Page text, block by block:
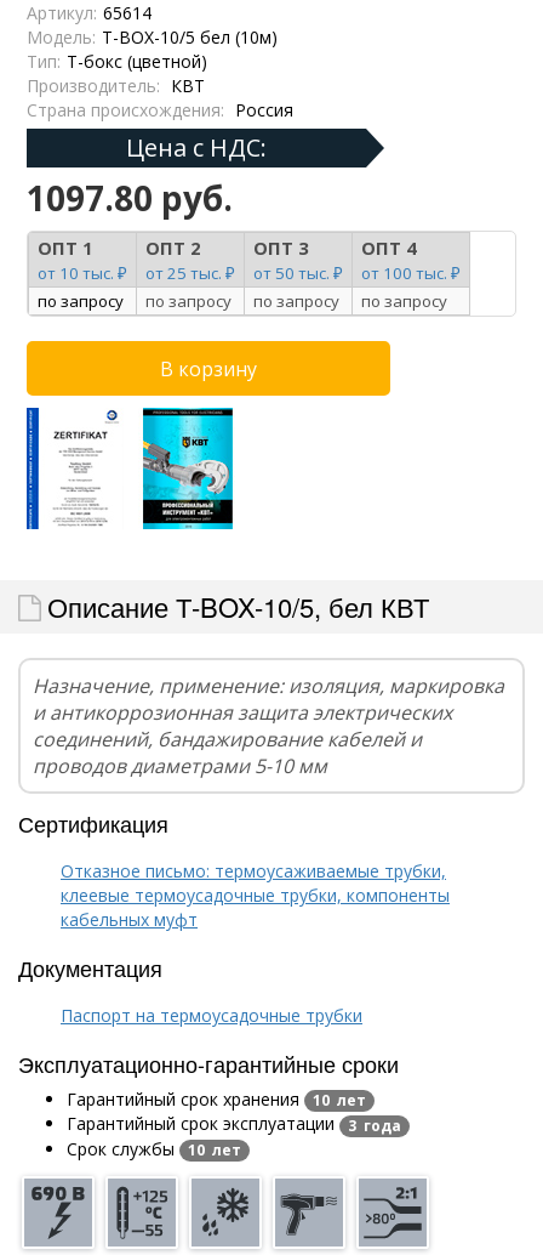
Артикул: 65614
Модель: Т-BOX-10/5 бел (10м)
Тип: Т-бокс (цветной)
Производитель: КВТ
Страна происхождения: Россия
Цена с НДС:
1097.80 руб.
ОПТ 1
от 10 тыс. ₽
ОПТ 2
от 25 тыс. ₽
ОПТ 3
от 50 тыс. ₽
ОПТ 4
от 100 тыс. ₽
по запросу
по запросу по запросу по запросу
Описание Т-BOX-10/5, бел КВТ
Назначение, применение: изоляция, маркировка
и антикоррозионная защита электрических
соединений, бандажирование кабелей и
проводов диаметрами 5-10 мм
Сертификация
Отказное письмо: термоусаживаемые трубки,
клеевые термоусадочные трубки, компоненты
кабельных муфт
Документация
Паспорт на термоусадочные трубки
Эксплуатационно-гарантийные сроки
Гарантийный срок хранения 10 лет
Гарантийный срок эксплуатации 3 года
Срок службы 10 лет